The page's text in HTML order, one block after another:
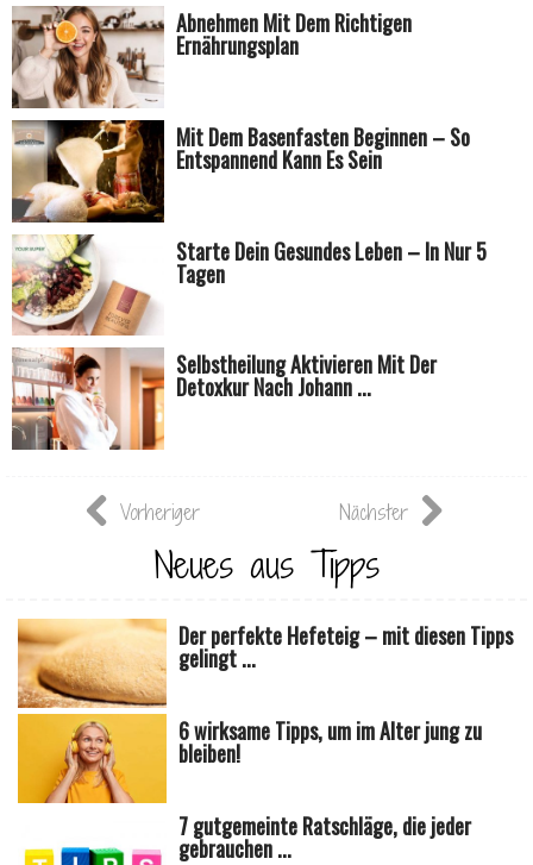
Abnehmen Mit Dem Richtigen
Ernährungsplan
Mit Dem Basenfasten Beginnen – So
Entspannend Kann Es Sein
Starte Dein Gesundes Leben – In Nur 5
Tagen
Selbstheilung Aktivieren Mit Der
Detoxkur Nach Johann ...
Vorheriger Nächster
Neues aus Tipps
Der perfekte Hefeteig – mit diesen Tipps
gelingt ...
6 wirksame Tipps, um im Alter jung zu
bleiben!
7 gutgemeinte Ratschläge, die jeder
gebrauchen ...